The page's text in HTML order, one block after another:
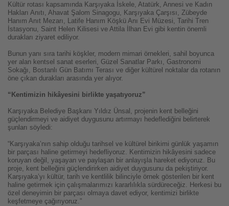
Kültür rotası kapsamında Karşıyaka İskele, Atatürk, Annesi ve Kadın
Hakları Anıtı, Ahavat Şalom Sinagogu, Karşıyaka Çarşısı, Zübeyde
Hanım Anıt Mezarı, Latife Hanım Köşkü Anı Evi Müzesi, Tarihi Tren
İstasyonu, Saint Helen Kilisesi ve Attila İlhan Evi gibi kentin önemli
durakları ziyaret ediliyor.
Bunun yanı sıra tarihi köşkler, modern mimari örnekleri, sahil boyunca
yer alan kentsel sanat eserleri, Güzel Sanatlar Parkı, Gastronomi
Sokağı, Bostanlı Gün Batımı Terası ve diğer kültürel noktalar da rotanın
öne çıkan durakları arasında yer alıyor.
“Kentimizin hikâyesini birlikte yaşatıyoruz”
Karşıyaka Belediye Başkanı Yıldız Ünsal, projenin kent belleğini
güçlendirmeyi ve aidiyet duygusunu artırmayı hedeflediğini belirterek
şunları söyledi:
“Karşıyaka’nın sahip olduğu tarihsel ve kültürel birikimi günlük yaşamın
bir parçası haline getirmeyi hedefliyoruz. Kentimizin hikâyesini sadece
koruyan değil, yaşayan ve paylaşan bir anlayışla hareket ediyoruz. Bu
proje, kent belleğini güçlendirirken aidiyet duygusunu da pekiştiriyor.
Karşıyaka’yı kültür, tarih ve kentlilik bilinciyle örnek gösterilen bir kent
haline getirmek için çalışmalarımızı kararlılıkla sürdüreceğiz. Herkesi bu
özel deneyimin bir parçası olmaya davet ediyor, kentimizi birlikte
keşfetmeye çağırıyoruz.”